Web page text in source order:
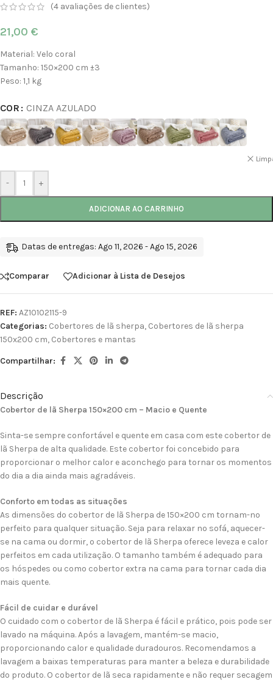
(4 avaliações de clientes)
21,00 €
Material: Velo coral
Tamanho: 150×200 cm ±3
Peso: 1,1 kg
COR CINZA AZULADO
- +
ADICIONAR AO CARRINHO
Datas de entregas: Ago 11, 2026 - Ago 15, 2026
Comparar Adicionar à Lista de Desejos
REF: AZ10102115-9
Categorias: Cobertores de lã sherpa, Cobertores de lã sherpa
150x200 cm, Cobertores e mantas
Compartilhar:
Descrição
Cobertor de lã Sherpa 150×200 cm – Macio e Quente
Sinta-se sempre confortável e quente em casa com este cobertor de
lã Sherpa de alta qualidade. Este cobertor foi concebido para
proporcionar o melhor calor e aconchego para tornar os momentos
do dia a dia ainda mais agradáveis.
Conforto em todas as situações
As dimensões do cobertor de lã Sherpa de 150×200 cm tornam-no
perfeito para qualquer situação. Seja para relaxar no sofá, aquecer-
se na cama ou dormir, o cobertor de lã Sherpa oferece leveza e calor
perfeitos em cada utilização. O tamanho também é adequado para
os hóspedes ou como cobertor extra na cama para tornar cada dia
mais quente.
Fácil de cuidar e durável
O cuidado com o cobertor de lã Sherpa é fácil e prático, pois pode ser
lavado na máquina. Após a lavagem, mantém-se macio,
proporcionando calor e qualidade duradouros. Recomendamos a
lavagem a baixas temperaturas para manter a beleza e durabilidade
do produto. O cobertor de lã seca rapidamente e não requer secagem